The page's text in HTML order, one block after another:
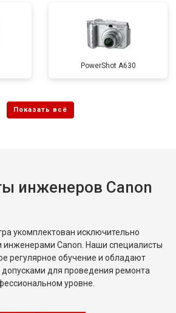
PowerShot A630
инженеров Canon
укомплектован исключительно
Canon. Наши специалисты
регулярное обучение и обладают
для проведения ремонта
уровне.